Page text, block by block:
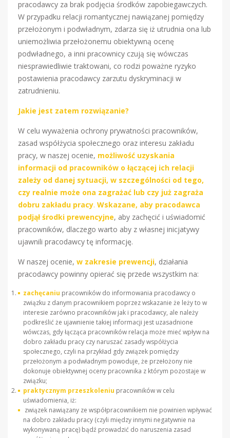
pracodawcy za brak podjęcia środków zapobiegawczych.
W przypadku relacji romantycznej nawiązanej pomiędzy
przełożonym i podwładnym, zdarza się iż utrudnia ona lub
uniemożliwia przełożonemu obiektywną ocenę
podwładnego, a inni pracownicy czują się wówczas
niesprawiedliwie traktowani, co rodzi poważne ryzyko
postawienia pracodawcy zarzutu dyskryminacji w
zatrudnieniu.
Jakie jest zatem rozwiązanie?
W celu wyważenia ochrony prywatności pracowników,
zasad współżycia społecznego oraz interesu zakładu
pracy, w naszej ocenie, możliwość uzyskania
informacji od pracowników o łączącej ich relacji
zależy od danej sytuacji, w szczególności od tego,
czy realnie może ona zagrażać lub czy już zagraża
dobru zakładu pracy. Wskazane, aby pracodawca
podjął środki prewencyjne, aby zachęcić i uświadomić
pracowników, dlaczego warto aby z własnej inicjatywy
ujawnili pracodawcy tę informację.
W naszej ocenie, w zakresie prewencji, działania
pracodawcy powinny opierać się przede wszystkim na:
zachęcaniu pracowników do informowania pracodawcy o
związku z danym pracownikiem poprzez wskazanie że leży to w
interesie zarówno pracowników jak i pracodawcy, ale należy
podkreślić że ujawnienie takiej informacji jest uzasadnione
wówczas, gdy łącząca pracowników relacja może mieć wpływ na
dobro zakładu pracy czy naruszać zasady współżycia
społecznego, czyli na przykład gdy związek pomiędzy
przełożonym a podwładnym powoduje, że przełożony nie
dokonuje obiektywnej oceny pracownika z którym pozostaje w
związku;
praktycznym przeszkoleniu pracowników w celu
uświadomienia, iż:
związek nawiązany ze współpracownikiem nie powinien wpływać
na dobro zakładu pracy (czyli między innymi negatywnie na
wykonywaną pracę) bądź prowadzić do naruszenia zasad